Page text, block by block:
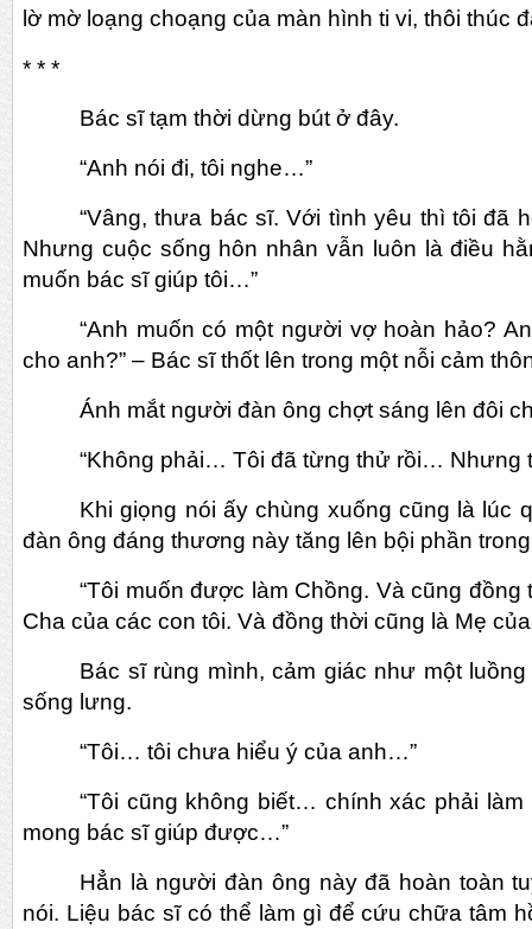
lờ mờ loạng choạng của màn hình ti vi, thôi thúc
* * *
Bác sĩ tạm thời dừng bút ở đây.
“Anh nói đi, tôi nghe…”
“Vâng, thưa bác sĩ. Với tình yêu thì tôi đã
Nhưng cuộc sống hôn nhân vẫn luôn là điều
muốn bác sĩ giúp tôi…”
“Anh muốn có một người vợ hoàn hảo?
cho anh?” – Bác sĩ thốt lên trong một nỗi cảm
Ánh mắt người đàn ông chợt sáng lên đôi
“Không phải… Tôi đã từng thử rồi… Nhưng
Khi giọng nói ấy chùng xuống cũng là lúc
đàn ông đáng thương này tăng lên bội phần
“Tôi muốn được làm Chồng. Và cũng
Cha của các con tôi. Và đồng thời cũng là Mẹ
Bác sĩ rùng mình, cảm giác như một
sống lưng.
“Tôi… tôi chưa hiểu ý của anh…”
“Tôi cũng không biết… chính xác phải
mong bác sĩ giúp được…”
Hẳn là người đàn ông này đã hoàn toàn
nói. Liệu bác sĩ có thể làm gì để cứu chữa tâm